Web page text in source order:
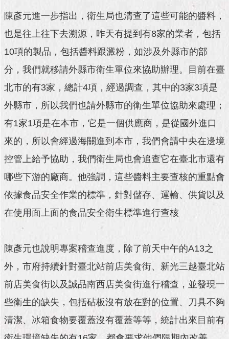
情
統
民
參
與
專
臺
旅
遊
網
網
站
資
開
放
宣
告
陳彥元進一步指出，衛生局也清查了這些可能的醬料，
也是往上往下去溯源，昨天有提到有8家的業者，包括
10項的製品，包括醬料跟澱粉，如涉及外縣市的部
分，我們就移請外縣市衛生單位來協助辦理。目前在臺
北市的有3家，總計4項，經過調查，其中的3家3項是
外縣市，所以我們也請外縣市的衛生單位協助來處理；
有1家1項是在本市，它是一個供應商，是從國外進口
來的，所以會經過海關進到本市，我們會請中央在邊境
控管上給予協助，我們衛生局也會追查它在臺北市還有
哪些下游的廠商。他強調，這些醬料主要查核的重點會
依據食品安全作業的標準，針對儲存、運輸、供貨以及
在使用面上面的食品安全衛生標準進行查核
陳彥元也說明專案稽查進度，除了前天中午的A13之
外，市府持續針對臺北站前店美食街、新光三越臺北站
前店美食街以及誠品南西店美食街進行稽查，並發現一
些衛生的缺失，包括砧板沒有放在對的位置、刀具不夠
清潔、冰箱食物要覆蓋沒有覆蓋等等，統計出來目前有